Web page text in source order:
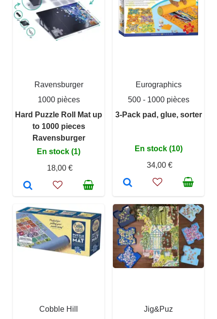
Ravensburger
1000 pièces
Hard Puzzle Roll Mat up
to 1000 pieces
Ravensburger
En stock (1)
18,00 €
Eurographics
500 - 1000 pièces
3-Pack pad, glue, sorter
En stock (10)
34,00 €
Cobble Hill
Jig&Puz